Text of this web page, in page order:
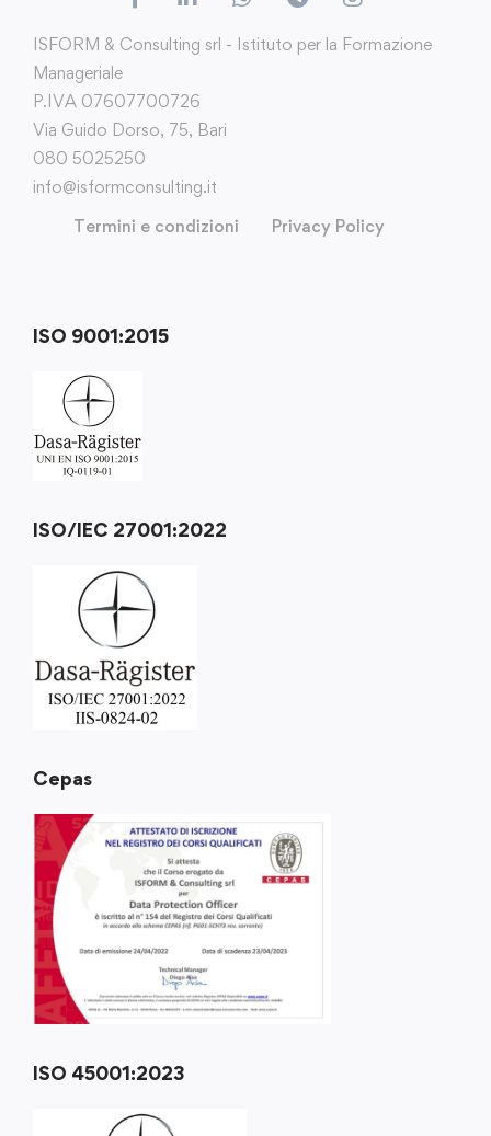
ISFORM & Consulting srl - Istituto per la Formazione
Manageriale
P.IVA 07607700726
Via Guido Dorso, 75, Bari
080 5025250
info@isformconsulting.it
Termini e condizioni
Privacy Policy
ISO 9001:2015
ISO/IEC 27001:2022
Cepas
ISO 45001:2023